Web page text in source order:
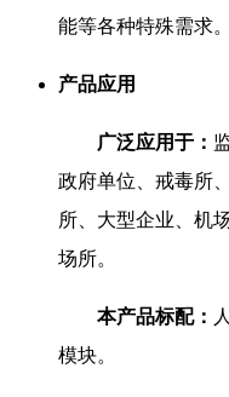
能等各种特殊需求。
产品应用
广泛应用于：
政府单位、戒毒所
所、大型企业、机
场所。
本产品标配：
模块。